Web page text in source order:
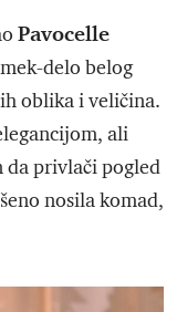
Pavocelle
delo belog
oblika i veličina.
ali
da privlači pogled
nosila komad,